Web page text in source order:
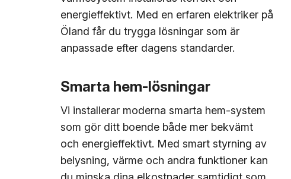
energieffektivt. Med en erfaren elektriker på
Öland får du trygga lösningar som är
anpassade efter dagens standarder.
Smarta hem-lösningar
Vi installerar moderna smarta hem-system
som gör ditt boende både mer bekvämt
och energieffektivt. Med smart styrning av
belysning, värme och andra funktioner kan